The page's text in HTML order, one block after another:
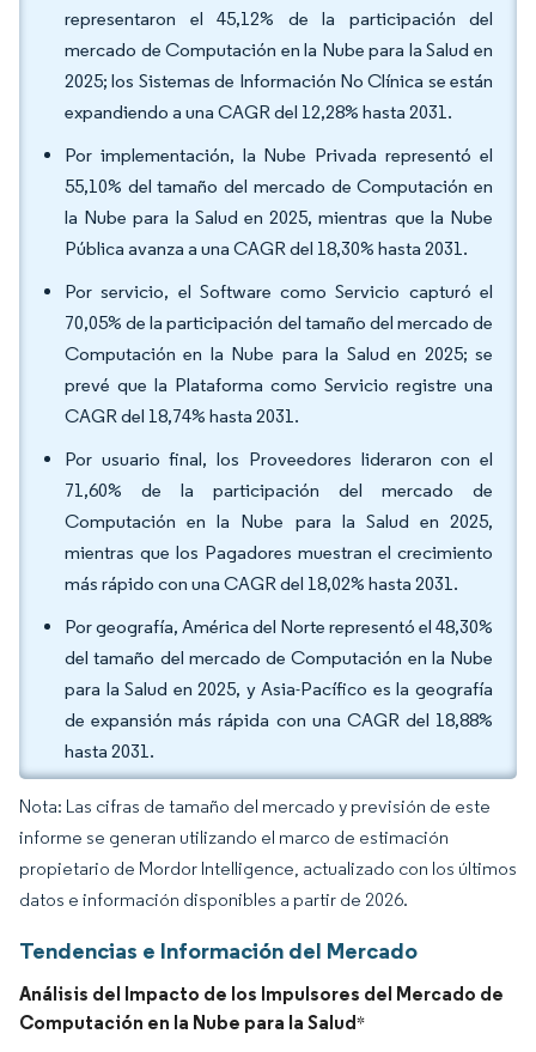
representaron el 45,12% de la participación del
mercado de Computación en la Nube para la Salud en
2025; los Sistemas de Información No Clínica se están
expandiendo a una CAGR del 12,28% hasta 2031.
Por implementación, la Nube Privada representó el
55,10% del tamaño del mercado de Computación en
la Nube para la Salud en 2025, mientras que la Nube
Pública avanza a una CAGR del 18,30% hasta 2031.
Por servicio, el Software como Servicio capturó el
70,05% de la participación del tamaño del mercado de
Computación en la Nube para la Salud en 2025; se
prevé que la Plataforma como Servicio registre una
CAGR del 18,74% hasta 2031.
Por usuario final, los Proveedores lideraron con el
71,60% de la participación del mercado de
Computación en la Nube para la Salud en 2025,
mientras que los Pagadores muestran el crecimiento
más rápido con una CAGR del 18,02% hasta 2031.
Por geografía, América del Norte representó el 48,30%
del tamaño del mercado de Computación en la Nube
para la Salud en 2025, y Asia-Pacífico es la geografía
de expansión más rápida con una CAGR del 18,88%
hasta 2031.
Nota: Las cifras de tamaño del mercado y previsión de este
informe se generan utilizando el marco de estimación
propietario de Mordor Intelligence, actualizado con los últimos
datos e información disponibles a partir de 2026.
Tendencias e Información del Mercado
Análisis del Impacto de los Impulsores del Mercado de
Computación en la Nube para la Salud*